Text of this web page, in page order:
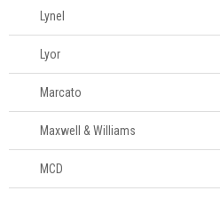
Televendas
61
996588122
Lynel
Lyor
Marcato
Maxwell & Williams
MCD